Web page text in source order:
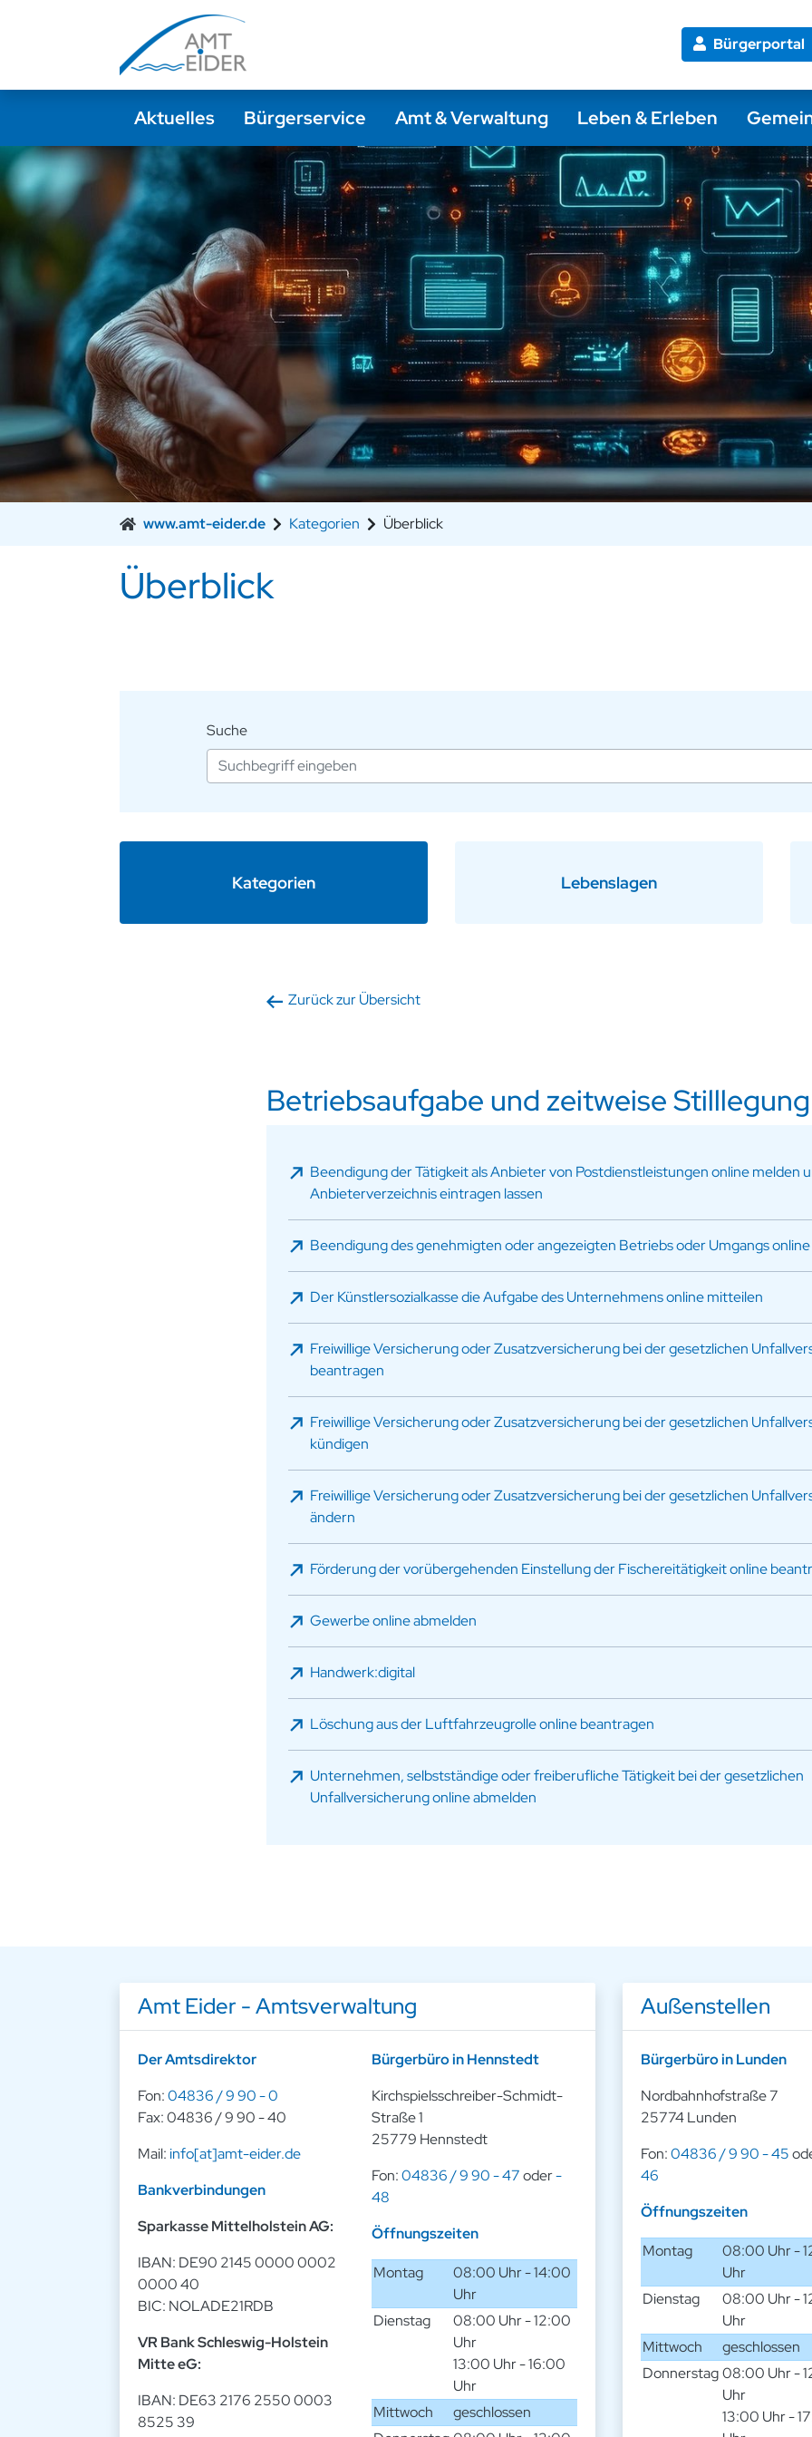
Bürgerportal
Aktuelles Bürgerservice Amt & Verwaltung Leben & Erleben
www.amt-eider.de Kategorien Überblick
Überblick
Suche
Kategorien Lebenslagen
Zurück zur Übersicht
Betriebsaufgabe und zeitweise Stilllegung
Beendigung der Tätigkeit als Anbieter von Postdienstleistungen online melden
Anbieterverzeichnis eintragen lassen
Beendigung des genehmigten oder angezeigten Betriebs oder Umgangs
Der Künstlersozialkasse die Aufgabe des Unternehmens online mitteilen
Freiwillige Versicherung oder Zusatzversicherung bei der gesetzlichen
beantragen
Freiwillige Versicherung oder Zusatzversicherung bei der gesetzlichen
kündigen
Freiwillige Versicherung oder Zusatzversicherung bei der gesetzlichen
ändern
Förderung der vorübergehenden Einstellung der Fischereitätigkeit online
Gewerbe online abmelden
Handwerk:digital
Löschung aus der Luftfahrzeugrolle online beantragen
Unternehmen, selbstständige oder freiberufliche Tätigkeit bei der gesetzlichen
Unfallversicherung online abmelden
Amt Eider - Amtsverwaltung
Der Amtsdirektor
Fon:04836 / 9 90 - 0
Fax: 04836 / 9 90 - 40
Mail:info[at]amt-eider.de
Bankverbindungen
Sparkasse Mittelholstein AG:
IBAN: DE90 2145 0000 0002
0000 40
BIC: NOLADE21RDB
VR Bank Schleswig-Holstein
Mitte eG:
IBAN: DE63 2176 2550 0003
8525 39
Bürgerbüro in Hennstedt
Kirchspielsschreiber-Schmidt-
Straße 1
25779 Hennstedt
Fon:04836 / 9 90 - 47oder-
48
Öffnungszeiten
Montag
08:00 Uhr - 14:00
Uhr
Dienstag
08:00 Uhr - 12:00
Uhr
13:00 Uhr - 16:00
Uhr
Mittwoch
geschlossen
Außenstellen
Bürgerbüro in Lunden
Nordbahnhofstraße 7
25774 Lunden
Fon:04836 / 9 90 - 45
46
Öffnungszeiten
Montag
08:00 Uhr -
Uhr
Dienstag
08:00 Uhr -
Uhr
Mittwoch
geschlossen
Donnerstag08:00 Uhr -
Uhr
13:00 Uhr -